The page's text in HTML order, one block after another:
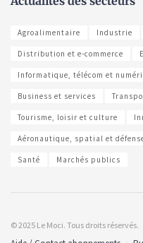
Agroalimentaire Industrie
Distribution et e-commerce
Informatique, télécom et
Business et services
Tourisme, loisir et culture
Aéronautique, spatial et
Santé Marchés publics
© 2025 Le Moci. Tous droits réservés.